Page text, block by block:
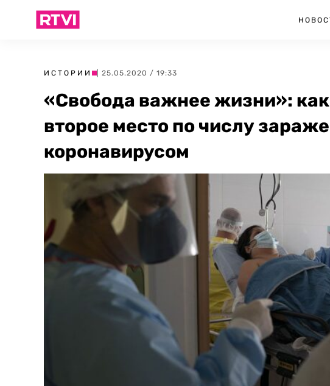
ИСТОРИИ | 25.05.2020 / 19:33
«Свобода важнее жизни»:
второе место по числу
коронавирусом